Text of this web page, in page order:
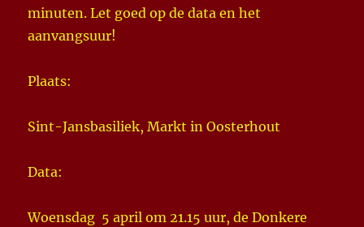
minuten. Let goed op de data en het
aanvangsuur!
Plaats:
Sint-Jansbasiliek, Markt in Oosterhout
Data:
Woensdag 5 april om 21.15 uur, de Donkere